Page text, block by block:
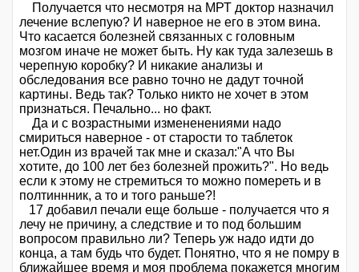
Получается что несмотря на МРТ доктор назначил
лечение вслепую? И наверное не его в этом вина.
Что касается болезней связанных с головным
мозгом иначе не может быть. Ну как туда залезешь в
черепную коробку? И никакие анализы и
обследования все равно точно не дадут точной
картины. Ведь так? Только никто не хочет в этом
признаться. Печально... но факт.
Да и с возрастными измененениями надо
смириться наверное - от старости то таблеток
нет.Один из врачей так мне и сказал:"А что Вы
хотите, до 100 лет без болезней прожить?". Но ведь
если к этому не стремиться то можно помереть и в
полтиннник, а то и того раньше?!
17 добавил печали еще больше - получается что я
лечу не причину, а следствие и то под большим
вопросом правильно ли? Теперь уж надо идти до
конца, а там будь что будет. Понятно, что я не помру в
ближайшее время и моя проблема покажется многим